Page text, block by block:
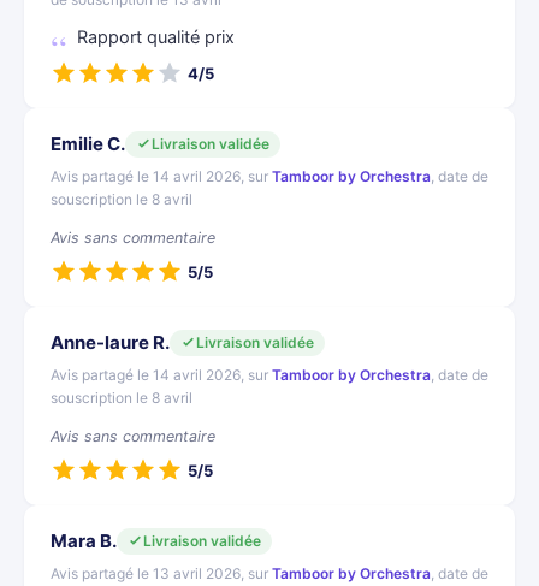
Rapport qualité prix
4/5
Emilie C.
Livraison validée
Avis partagé le 14 avril 2026, sur Tamboor by Orchestra, date de
souscription le 8 avril
Avis sans commentaire
5/5
Anne-laure R.
Livraison validée
Avis partagé le 14 avril 2026, sur Tamboor by Orchestra, date de
souscription le 8 avril
Avis sans commentaire
5/5
Mara B.
Livraison validée
Avis partagé le 13 avril 2026, sur Tamboor by Orchestra, date de